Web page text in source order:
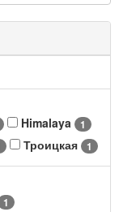
Himalaya 1
Троицкая 1
1